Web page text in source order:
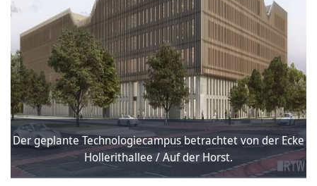
Der geplante Technologiecampus betrachtet von der Ecke
Hollerithallee / Auf der Horst.